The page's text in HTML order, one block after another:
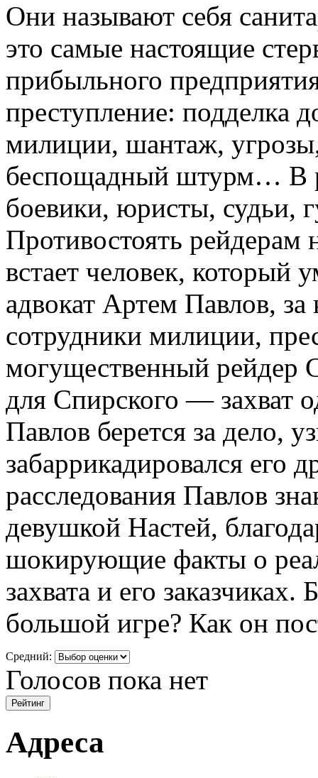
Они называют себя
это самые настоящие
прибыльного
преступление: подделка
милиции, шантаж,
беспощадный штурм… В
боевики, юристы, судьи,
Противостоять
встает человек,
адвокат Артем Павлов,
сотрудники милиции,
могущественный рейдер
для Спирского — захват
Павлов берется за дело,
забаррикадировался его
расследования Павлов
девушкой Настей,
шокирующие факты о
захвата и его
большой игре? Как он
Средний:
Голосов пока нет
Адреса